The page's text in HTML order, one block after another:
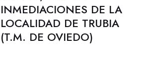
INMEDIACIONES DE LA
LOCALIDAD DE TRUBIA
(T.M. DE OVIEDO)